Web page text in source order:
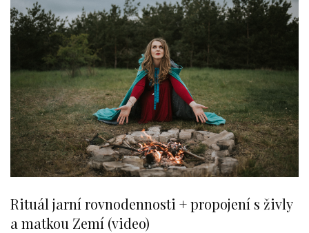
Rituál jarní rovnodennosti + propojení s živly
a matkou Zemí (video)